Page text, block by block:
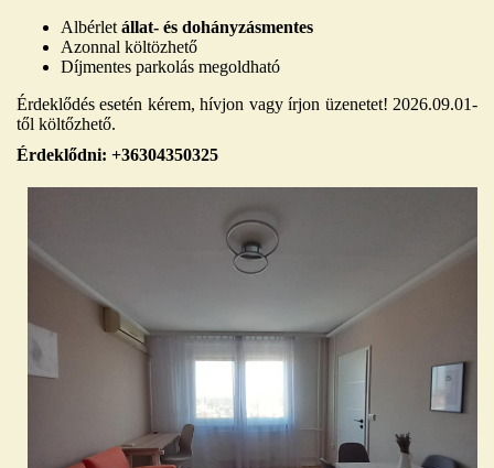
Albérlet állat- és dohányzásmentes
Azonnal költözhető
Díjmentes parkolás megoldható
Érdeklődés esetén kérem, hívjon vagy írjon üzenetet! 2026.09.01-
től költőzhető.
Érdeklődni: +36304350325